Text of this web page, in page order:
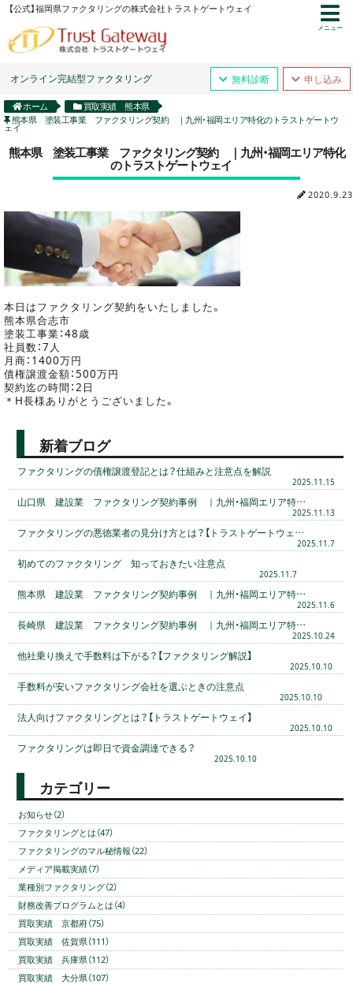
【公式】福岡県ファクタリングの株式会社トラストゲートウェイ
オンライン完結型ファクタリング 無料診断 申し込み
メニュー
ホーム
買取実績 熊本県
熊本県 塗装工事業 ファクタリング契約 ｜九州・福岡エリア特化のトラストゲートウ
ェイ
熊本県 塗装工事業 ファクタリング契約 ｜九州・福岡エリア特化
のトラストゲートウェイ
2020.9.23
本日はファクタリング契約をいたしました。
熊本県合志市
塗装工事業：48歳
社員数：7人
月商：1400万円
債権譲渡金額：500万円
契約迄の時間：2日
＊H長様ありがとうございました。
新着ブログ
ファクタリングの債権譲渡登記とは？仕組みと注意点を解説
2025.11.15
山口県 建設業 ファクタリング契約事例 ｜九州・福岡エリア特…
2025.11.13
ファクタリングの悪徳業者の見分け方とは？【トラストゲートウェ…
2025.11.7
初めてのファクタリング 知っておきたい注意点
2025.11.7
熊本県 建設業 ファクタリング契約事例 ｜九州・福岡エリア特…
2025.11.6
長崎県 建設業 ファクタリング契約事例 ｜九州・福岡エリア特…
2025.10.24
他社乗り換えで手数料は下がる？【ファクタリング解説】
2025.10.10
手数料が安いファクタリング会社を選ぶときの注意点
2025.10.10
法人向けファクタリングとは？【トラストゲートウェイ】
2025.10.10
ファクタリングは即日で資金調達できる？
2025.10.10
カテゴリー
お知らせ（2）
ファクタリングとは（47）
ファクタリングのマル秘情報（22）
メディア掲載実績（7）
業種別ファクタリング（2）
財務改善プログラムとは（4）
買取実績 京都府（75）
買取実績 佐賀県（111）
買取実績 兵庫県（112）
買取実績 大分県（107）